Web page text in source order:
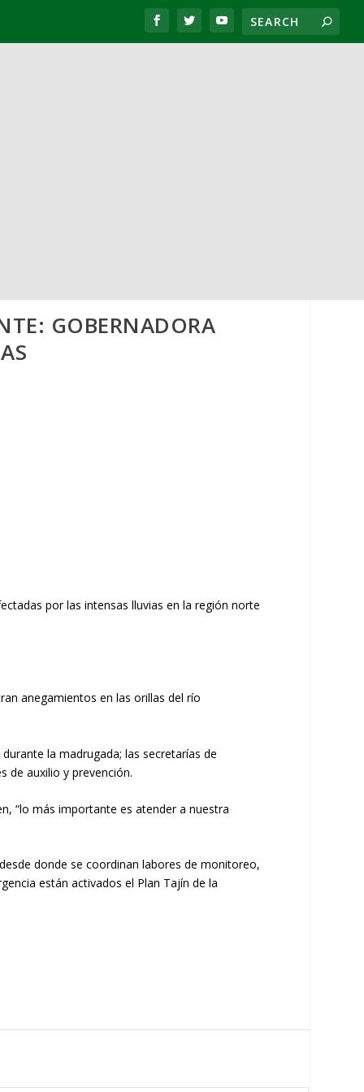
GOBERNADORA
por las intensas lluvias en la región norte
anegamientos en las orillas del río
la madrugada; las secretarías de
de auxilio y prevención.
“lo más importante es atender a nuestra
donde se coordinan labores de monitoreo,
están activados el Plan Tajín de la